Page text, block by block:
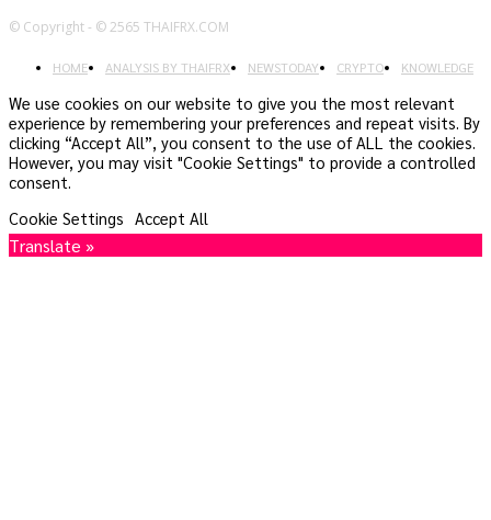
© Copyright - © 2565 THAIFRX.COM
HOME ANALYSIS BY THAIFRX NEWSTODAY CRYPTO KNOWLEDGE
We use cookies on our website to give you the most relevant
experience by remembering your preferences and repeat visits. By
clicking “Accept All”, you consent to the use of ALL the cookies.
However, you may visit "Cookie Settings" to provide a controlled
consent.
Cookie Settings
Accept All
Translate »